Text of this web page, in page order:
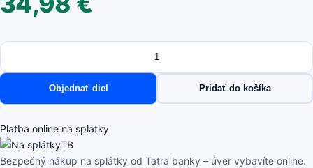
Množstvo
množstvo
Xiaomi
Dreame-
series;Mi
Vacuum
Mop
S10+,
Objednať diel Pridať do košíka
Platba online na splátky
Bezpečný nákup na splátky od Tatra banky – úver vybavíte online.